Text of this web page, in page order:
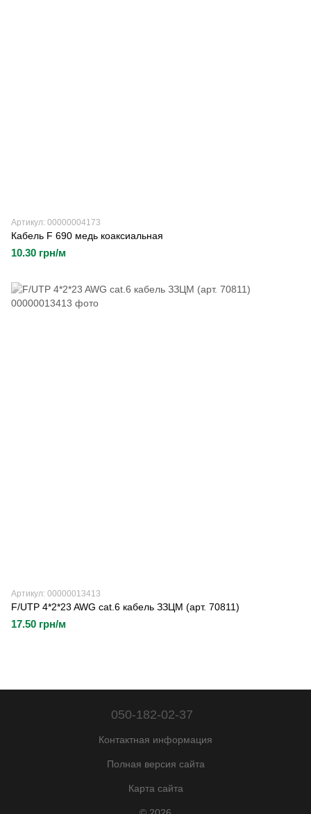
Артикул: 00000004173
Кабель F 690 медь коаксиальная
10.30 грн/м
Артикул: 00000013413
F/UTP 4*2*23 AWG cat.6 кабель ЗЗЦМ (арт. 70811)
17.50 грн/м
050-182-02-37
Контактная информация
Полная версия сайта
Карта сайта